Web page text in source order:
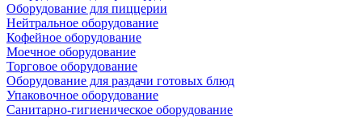
Оборудование для пиццерии
Нейтральное оборудование
Кофейное оборудование
Моечное оборудование
Торговое оборудование
Оборудование для раздачи готовых блюд
Упаковочное оборудование
Санитарно-гигиеническое оборудование